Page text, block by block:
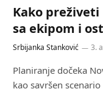
Kako
sa ekipom i
Srbijanka Stanković 3.
Planiranje dočeka
kao savršen